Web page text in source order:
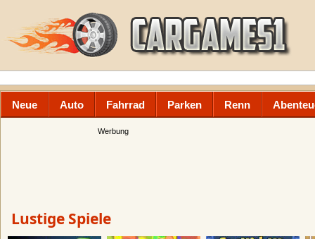
Neue Auto Fahrrad Parken Renn
Werbung
Lustige Spiele